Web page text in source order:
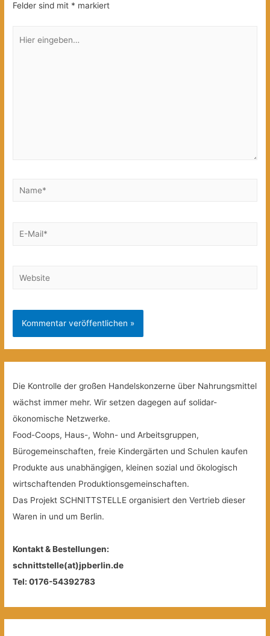
Felder sind mit * markiert
eingeben…
Name*
E-
Website
Die Kontrolle der großen Handelskonzerne über Nahrungsmittel
wächst immer mehr. Wir setzen dagegen auf solidar-
ökonomische Netzwerke.
Food-Coops, Haus-, Wohn- und Arbeitsgruppen,
Bürogemeinschaften, freie Kindergärten und Schulen kaufen
Produkte aus unabhängigen, kleinen sozial und ökologisch
wirtschaftenden Produktionsgemeinschaften.
Das Projekt SCHNITTSTELLE organisiert den Vertrieb dieser
Waren in und um Berlin.
Kontakt & Bestellungen:
schnittstelle(at)jpberlin.de
Tel: 0176-54392783